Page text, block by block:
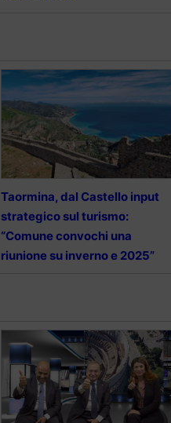
Taormina, dal Castello input
strategico sul turismo:
“Comune convochi una
riunione su inverno e 2025”